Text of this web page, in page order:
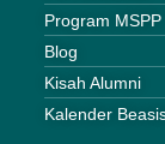
Program MSPP
Blog
Kisah Alumni
Kalender